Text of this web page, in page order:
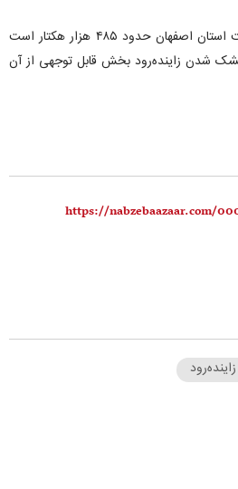
مجموع اراضی زراعی قابل کشت استان اصفهان حدود ۴۸۵ هزار هکتار است
شدن زاینده‌رود بخش قابل توجهی از آن
زاینده‌رود